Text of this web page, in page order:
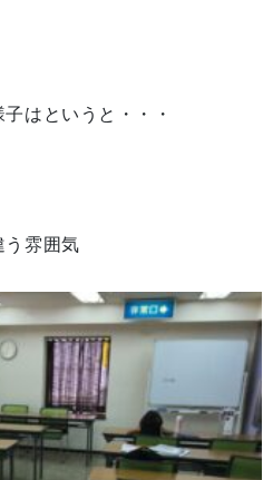
はというと・・・
う雰囲気